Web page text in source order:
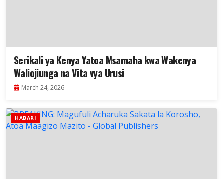
Serikali ya Kenya Yatoa Msamaha kwa Wakenya
Waliojiunga na Vita vya Urusi
March 24, 2026
HABARI